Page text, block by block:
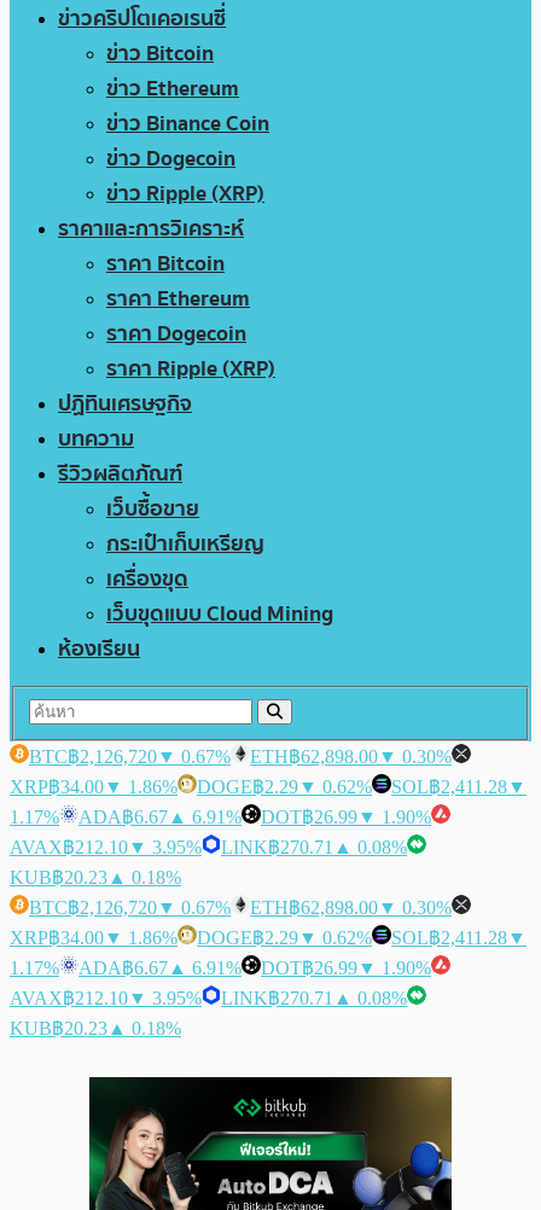
ข่าวคริปโตเคอเรนซี่
ข่าว Bitcoin
ข่าว Ethereum
ข่าว Binance Coin
ข่าว Dogecoin
ข่าว Ripple (XRP)
ราคาและการวิเคราะห์
ราคา Bitcoin
ราคา Ethereum
ราคา Dogecoin
ราคา Ripple (XRP)
ปฏิทินเศรษฐกิจ
บทความ
รีวิวผลิตภัณฑ์
เว็บซื้อขาย
กระเป๋าเก็บเหรียญ
เครื่องขุด
เว็บขุดแบบ Cloud Mining
ห้องเรียน
BTC฿2,126,720▼ 0.67% ETH฿62,898.00▼ 0.30%
XRP฿34.00▼ 1.86% DOGE฿2.29▼ 0.62% SOL฿2,411.28▼
1.17%
ADA฿6.67 ▲ 6.91% DOT฿26.99▼ 1.90%
AVAX฿212.10▼ 3.95% LINK฿270.71 ▲ 0.08%
KUB฿20.23 ▲ 0.18%
BTC฿2,126,720▼ 0.67% ETH฿62,898.00▼ 0.30%
XRP฿34.00▼ 1.86% DOGE฿2.29▼ 0.62% SOL฿2,411.28▼
1.17%
ADA฿6.67 ▲ 6.91% DOT฿26.99▼ 1.90%
AVAX฿212.10▼ 3.95% LINK฿270.71 ▲ 0.08%
KUB฿20.23 ▲ 0.18%